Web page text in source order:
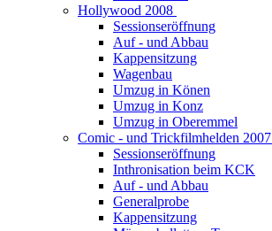
Hollywood 2008
Sessionseröffnung
Auf - und Abbau
Kappensitzung
Wagenbau
Umzug in Könen
Umzug in Konz
Umzug in Oberemmel
Comic - und Trickfilmhelden 2007
Sessionseröffnung
Inthronisation beim KCK
Auf - und Abbau
Generalprobe
Kappensitzung